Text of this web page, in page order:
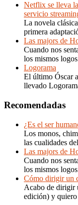
Netflix se lleva
servicio
La novela
primera
Las majors de
Cuando nos
los mismos
Logorama
El último Óscar
llevado
Recomendadas
¿Es el ser
Los monos,
las cualidades
Las majors de
Cuando nos
los mismos
Cómo dirigir un
Acabo de dirigir
edición) y